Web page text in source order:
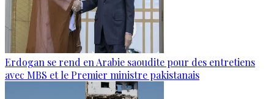
Erdogan se rend en Arabie saoudite pour des entretiens
avec MBS et le Premier ministre pakistanais